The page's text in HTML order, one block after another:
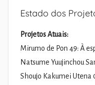
Estado dos
Projetos Atuais:
Mirumo de Pon 49: À
Natsume Yuujinchou
Shoujo Kakumei Utena